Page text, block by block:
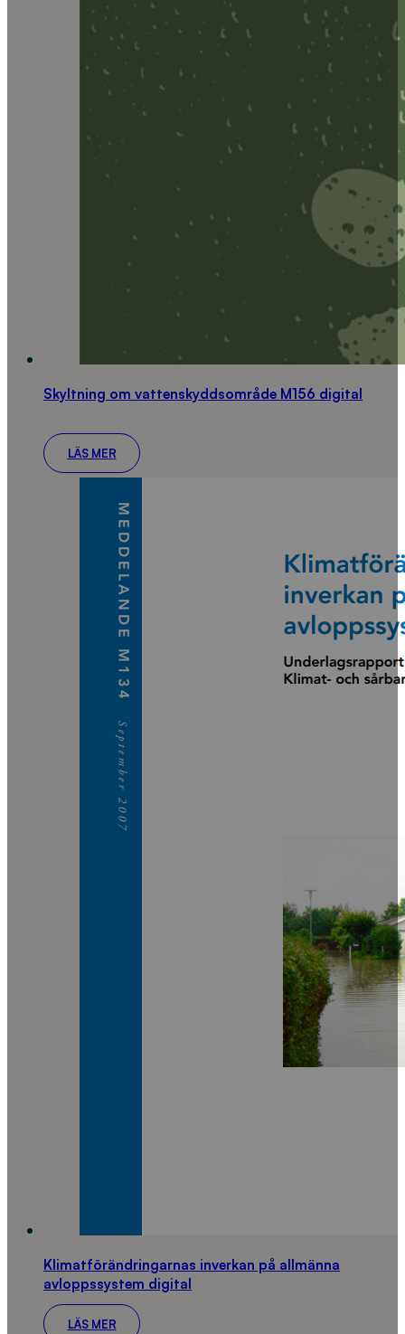
Skyltning om vattenskyddsområde M156 digital
LÄS MER
Klimatförändringarnas inverkan på allmänna
avloppssystem digital
LÄS MER